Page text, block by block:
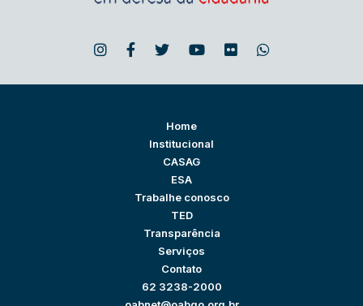
Home
Institucional
CASAG
ESA
Trabalhe conosco
TED
Transparência
Serviços
Contato
62 3238-2000